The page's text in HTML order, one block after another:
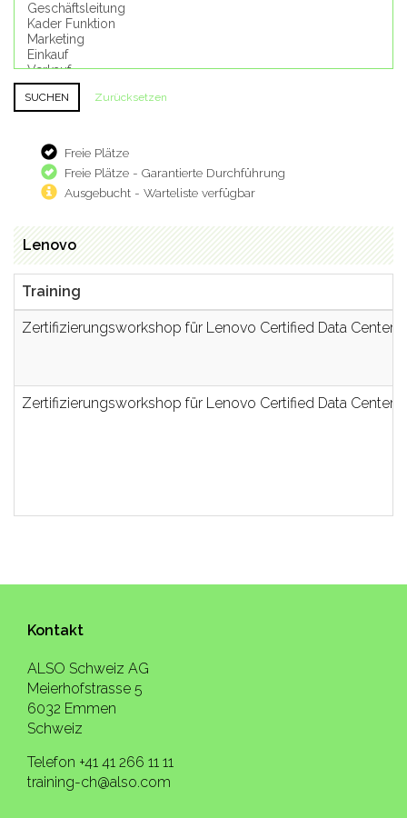
Zurücksetzen
Freie Plätze
Freie Plätze - Garantierte Durchführung
Ausgebucht - Warteliste verfügbar
Lenovo
Training
Zertifizierungsworkshop für Lenovo Certified Data Center
Zertifizierungsworkshop für Lenovo Certified Data Center
Kontakt
ALSO Schweiz AG
Meierhofstrasse 5
6032 Emmen
Schweiz
Telefon +41 41 266 11 11
training-ch@also.com